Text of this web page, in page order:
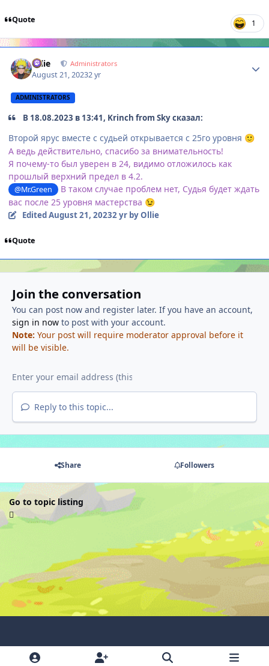
Quote 1
Ollie Administrators
August 21, 20232 yr
ADMINISTRATORS
В 18.08.2023 в 13:41, Krinch from Sky сказал:
Второй ярус вместе с судьей открывается с 25го уровня 🙂
А ведь действительно, спасибо за внимательность!
Я почему-то был уверен в 24, видимо отложилось как
прошлый верхний предел в 4.2.
@Mr.Green
В таком случае проблем нет, Судья будет ждать
вас после 25 уровня мастерства 😉
Edited August 21, 20232 yrby Ollie
Quote
Join the conversation
You can post now and register later. If you have an account,
sign in nowto post with your account.
Note: Your post will require moderator approval before it
will be visible.
Reply to this topic...
Share Followers
Go to topic listing
Light ModeDark ModeSystem Preference